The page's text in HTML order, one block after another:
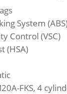
System
Control (VSC)
(HSA)
FKS, 4